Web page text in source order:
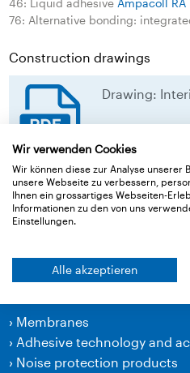
46: Liquid adhesive Ampacoll RA
76: Alternative bonding:
Construction drawings
Drawing:
Drawing:
download
Back to overview
› Membranes
› Adhesive technology and
› Noise protection products
Wir verwenden Cookies
Wir können diese zur Analyse unserer
unsere Webseite zu verbessern,
Ihnen ein grossartiges Webseiten-
Informationen zu den von uns
Einstellungen.
Alle akzeptieren